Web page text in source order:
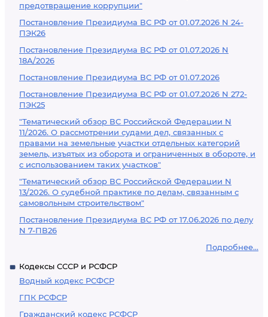
предотвращение коррупции"
Постановление Президиума ВС РФ от 01.07.2026 N 24-
ПЭК26
Постановление Президиума ВС РФ от 01.07.2026 N
18А/2026
Постановление Президиума ВС РФ от 01.07.2026
Постановление Президиума ВС РФ от 01.07.2026 N 272-
ПЭК25
"Тематический обзор ВС Российской Федерации N
11/2026. О рассмотрении судами дел, связанных с
правами на земельные участки отдельных категорий
земель, изъятых из оборота и ограниченных в обороте, и
с использованием таких участков"
"Тематический обзор ВС Российской Федерации N
13/2026. О судебной практике по делам, связанным с
самовольным строительством"
Постановление Президиума ВС РФ от 17.06.2026 по делу
N 7-ПВ26
Подробнее...
Кодексы СССР и РСФСР
Водный кодекс РСФСР
ГПК РСФСР
Гражданский кодекс РСФСР